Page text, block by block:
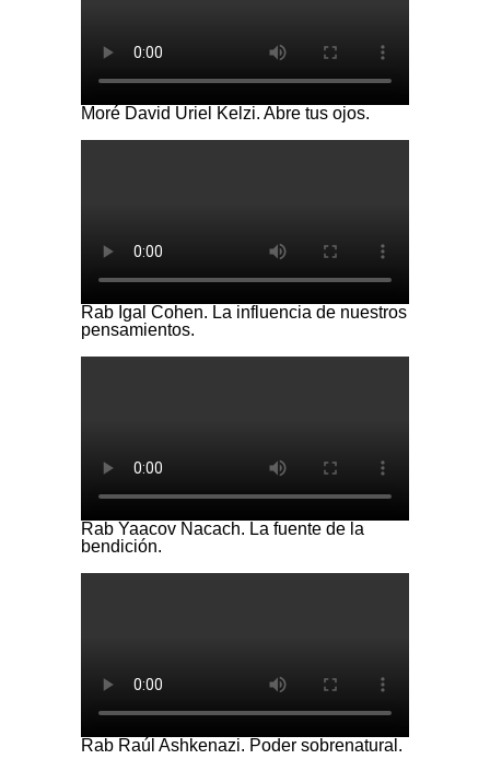
Moré David Uriel Kelzi. Abre tus ojos.
Rab Igal Cohen. La influencia de nuestros
pensamientos.
Rab Yaacov Nacach. La fuente de la
bendición.
Rab Raúl Ashkenazi. Poder sobrenatural.